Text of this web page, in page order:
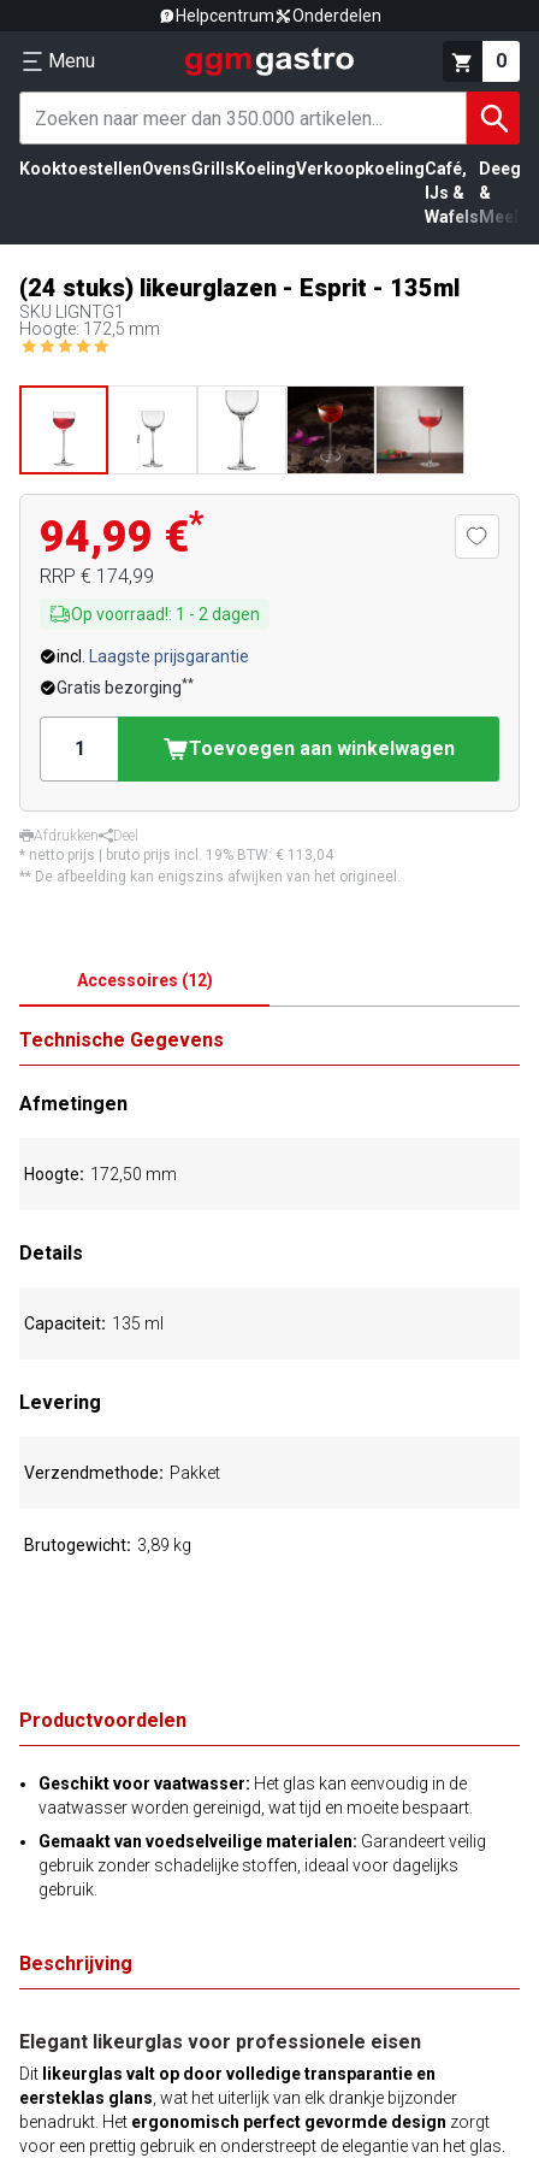
Helpcentrum Onderdelen
Menu 0
KooktoestellenOvensGrills KoelingVerkoopkoelingCafé,
IJs &
Wafels
Deeg
&
Meel
(24 stuks) likeurglazen - Esprit - 135ml
SKU
LIGNTG1
Hoogte: 172,5 mm
94,99 €*
RRP € 174,99
Op voorraad!: 1 - 2 dagen
incl.
Laagste prijsgarantie
Gratis bezorging**
Toevoegen aan winkelwagen
Afdrukken
Deel
* netto prijs | bruto prijs incl. 19% BTW: € 113,04
** De afbeelding kan enigszins afwijken van het origineel.
Accessoires (12)
Productvoordelen
Geschikt voor vaatwasser: Het glas kan eenvoudig in de
vaatwasser worden gereinigd, wat tijd en moeite bespaart.
Gemaakt van voedselveilige materialen: Garandeert veilig
gebruik zonder schadelijke stoffen, ideaal voor dagelijks
gebruik.
Beschrijving
Elegant likeurglas voor professionele eisen
Dit likeurglas valt op door volledige transparantie en
eersteklas glans , wat het uiterlijk van elk drankje bijzonder
benadrukt. Het ergonomisch perfect gevormde design zorgt
voor een prettig gebruik en onderstreept de elegantie van het glas.
Technische Gegevens
Afmetingen
Hoogte 172,50 mm
Details
Capaciteit 135 ml
Levering
Verzendmethode Pakket
Brutogewicht 3,89 kg